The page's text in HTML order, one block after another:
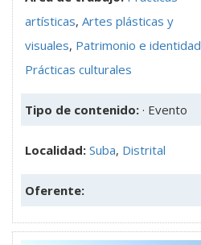
artísticas, Artes plásticas y
visuales, Patrimonio e identidad
Prácticas culturales
Tipo de contenido: · Evento
Localidad: Suba, Distrital
Oferente: